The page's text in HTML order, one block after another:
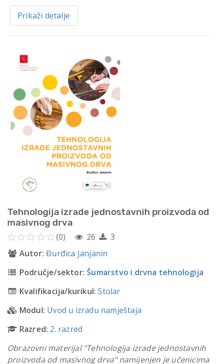
Prikaži detalje
Tehnologija izrade jednostavnih proizvoda od
masivnog drva
(0) 26
3
Autor: Đurđica Janjanin
Područje/sektor: Šumarstvo i drvna tehnologija
Kvalifikacija/kurikul: Stolar
Modul: Uvod u izradu namještaja
Razred: 2. razred
Obrazovni materijal "Tehnologija izrade jednostavnih
proizvoda od masivnog drva" namijenjen je učenicima